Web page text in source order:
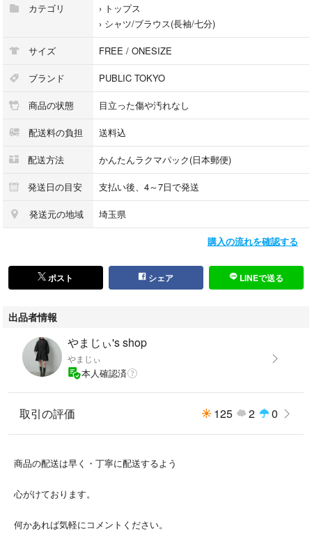
カテゴリ
› トップス
› シャツ/ブラウス(長袖/七分)
サイズ FREE / ONESIZE
ブランド PUBLIC TOKYO
商品の状態 目立った傷や汚れなし
配送料の負担 送料込
配送方法 かんたんラクマパック(日本郵便)
発送日の目安 支払い後、4～7日で発送
発送元の地域 埼玉県
購入の流れを確認する
ポスト シェア LINEで送る
出品者情報
やまじぃ's shop
やまじぃ
本人確認済
取引の評価 125 2 0
商品の配送は早く・丁寧に配送するよう
心がけております。
何かあれば気軽にコメントください。